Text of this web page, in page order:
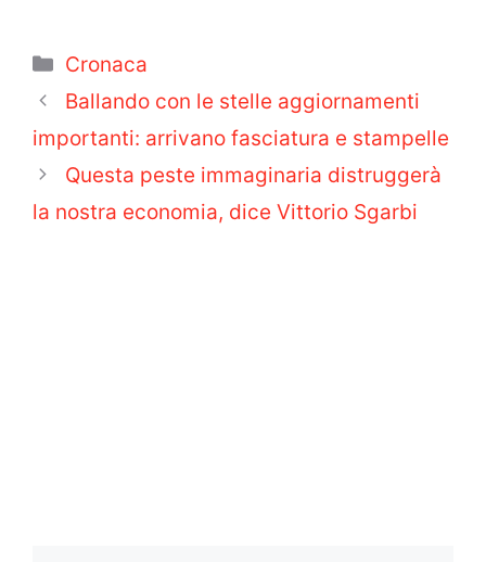
Categorie
Cronaca
Ballando con le stelle aggiornamenti
importanti: arrivano fasciatura e stampelle
Questa peste immaginaria distruggerà
la nostra economia, dice Vittorio Sgarbi